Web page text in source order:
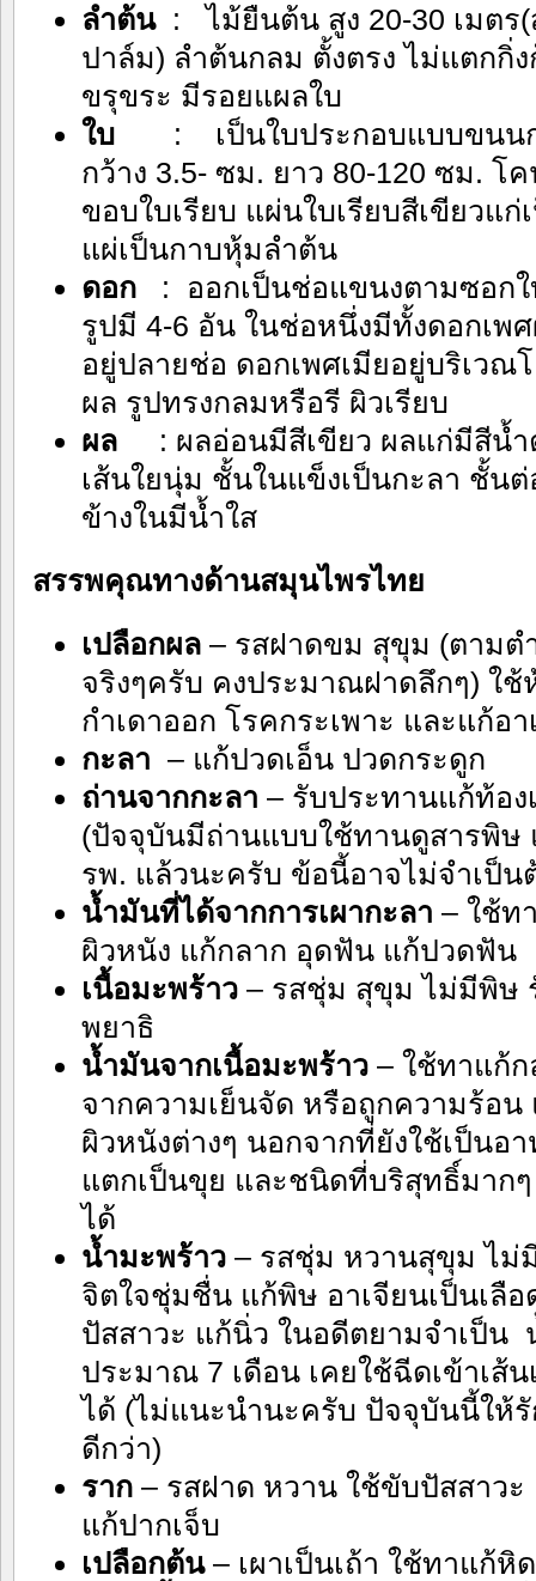
ลำต้น: ไม้ยืนต้น สูง 20-30 เมตร(
ปาล์ม) ลำต้นกลม ตั้งตรง ไม่แตกกิ่
ขรุขระ มีรอยแผลใบ
ใบ
: เป็นใบประกอบแบบขนนก
กว้าง 3.5- ซม. ยาว 80-120 ซม. โ
ขอบใบเรียบ แผ่นใบเรียบสีเขียวแ
แผ่เป็นกาบหุ้มลำต้น
ดอก: ออกเป็นช่อแขนงตามซอกใ
รูปมี 4-6 อัน ในช่อหนึ่งมีทั้งดอกเพ
อยู่ปลายช่อ ดอกเพศเมียอยู่บริเว
ผล รูปทรงกลมหรือรี ผิวเรียบ
ผล: ผลอ่อนมีสีเขียว ผลแก่มีสีน้ำต
เส้นใยนุ่ม ชั้นในแข็งเป็นกะลา ชั้น
ข้างในมีน้ำใส
สรรพคุณทางด้านสมุนไพรไทย
เปลือกผล– รสฝาดขม สุขุม (ตามต
จริงๆครับ คงประมาณฝาดลึกๆ) ใช้
กำเดาออก โรคกระเพาะ และแก้อา
กะลา – แก้ปวดเอ็น ปวดกระดูก
ถ่านจากกะลา – รับประทานแก้ท้อง
(ปัจจุบันมีถ่านแบบใช้ทานดูสารพิษ
รพ. แล้วนะครับ ข้อนี้อาจไม่จำเป็น
น้ำมันที่ได้จากการเผากะลา – ใช้ท
ผิวหนัง แก้กลาก อุดฟัน แก้ปวดฟัน
เนื้อมะพร้าว– รสชุ่ม สุขุม ไม่มีพิษ
พยาธิ
น้ำมันจากเนื้อมะพร้าว– ใช้ทาแก้ก
จากความเย็นจัด หรือถูกความร้อ
ผิวหนังต่างๆ นอกจากที่ยังใช้เป็นอ
แตกเป็นขุย และชนิดที่บริสุทธิ์มาก
ได้
น้ำมะพร้าว– รสชุ่ม หวานสุขุม ไม่
จิตใจชุ่มชื่น แก้พิษ อาเจียนเป็นเลื
ปัสสาวะ แก้นิ่ว ในอดีตยามจำเป็น
ประมาณ 7 เดือน เคยใช้ฉีดเข้าเส้
ได้ (ไม่แนะนำนะครับ ปัจจุบันนี้ให้
ดีกว่า)
ราก– รสฝาด หวาน ใช้ขับปัสสาวะ
แก้ปากเจ็บ
เปลือกต้น– เผาเป็นเถ้า ใช้ทาแก้